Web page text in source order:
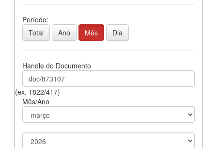
Período:
Total
Ano Mês Dia
Handle do Documento
(ex. 1822/417)
Mês/Ano